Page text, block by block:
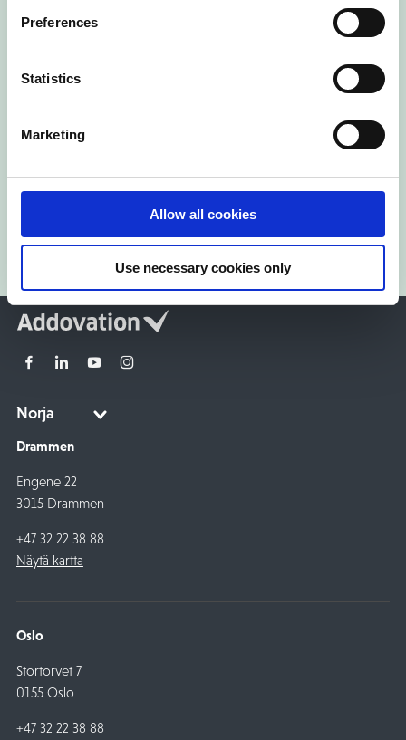
Preferences
Statistics
Marketing
Allow all cookies
Use necessary cookies only
Drammen
Engene 22
3015 Drammen
+47 32 22 38 88
Näytä kartta
Oslo
Stortorvet 7
0155 Oslo
+47 32 22 38 88